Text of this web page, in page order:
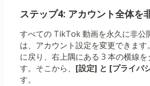
ステップ4: アカウント全体を
すべての TikTok 動画を永久に非公
は、アカウント設定を変更できま
に戻り、右上隅にある 3 本の横線を
す。そこから、 [設定] と [プライバ
す。